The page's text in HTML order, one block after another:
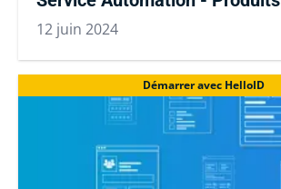
12 juin 2024
Démarrer avec HelloID